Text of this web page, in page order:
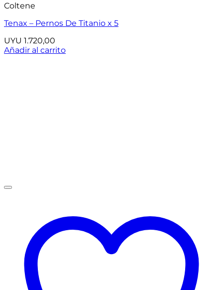
Coltene
Tenax – Pernos De Titanio x 5
UYU 1.720,00
Añadir al carrito